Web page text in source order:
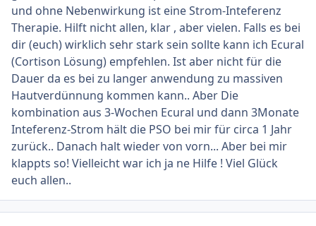
und ohne Nebenwirkung ist eine Strom-Inteferenz
Therapie. Hilft nicht allen, klar , aber vielen. Falls es bei
dir (euch) wirklich sehr stark sein sollte kann ich Ecural
(Cortison Lösung) empfehlen. Ist aber nicht für die
Dauer da es bei zu langer anwendung zu massiven
Hautverdünnung kommen kann.. Aber Die
kombination aus 3-Wochen Ecural und dann 3Monate
Inteferenz-Strom hält die PSO bei mir für circa 1 Jahr
zurück.. Danach halt wieder von vorn... Aber bei mir
klappts so! Vielleicht war ich ja ne Hilfe ! Viel Glück
euch allen..